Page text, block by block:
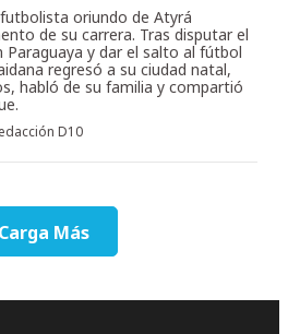
oriundo de Atyrá
de su carrera. Tras disputar el
Paraguaya y dar el salto al fútbol
regresó a su ciudad natal,
habló de su familia y compartió
D10
Carga Más